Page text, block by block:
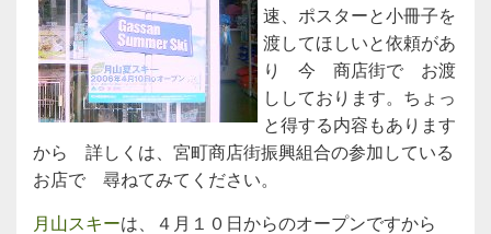
速、ポスターと小冊子を
渡してほしいと依頼があ
り 今 商店街で お渡
ししております。ちょっ
と得する内容もあります
から 詳しくは、宮町商店街振興組合の参加している
お店で 尋ねてみてください。
月山スキーは、４月１０日からのオープンですから